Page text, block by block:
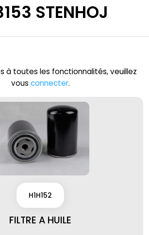
STENHOJ
à toutes les fonctionnalités, veuillez
vous connecter.
H1H152
FILTRE A HUILE